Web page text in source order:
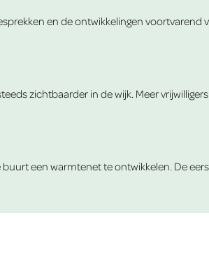
en de ontwikkelingen voortvarend
zichtbaarder in de wijk. Meer
een warmtenet te ontwikkelen. De